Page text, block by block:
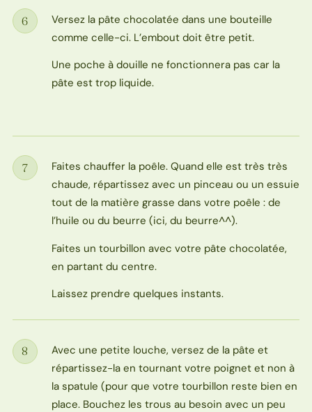
Étape
6
Versez la pâte chocolatée dans une bouteille
comme celle-ci. L’embout doit être petit.
Une poche à douille ne fonctionnera pas car la
pâte est trop liquide.
Étape
7
Faites chauffer la poêle. Quand elle est très très
chaude, répartissez avec un pinceau ou un essuie
tout de la matière grasse dans votre poêle : de
l’huile ou du beurre (ici, du beurre^^).
Faites un tourbillon avec votre pâte chocolatée,
en partant du centre.
Laissez prendre quelques instants.
Étape
8
Avec une petite louche, versez de la pâte et
répartissez-la en tournant votre poignet et non à
la spatule (pour que votre tourbillon reste bien en
place. Bouchez les trous au besoin avec un peu